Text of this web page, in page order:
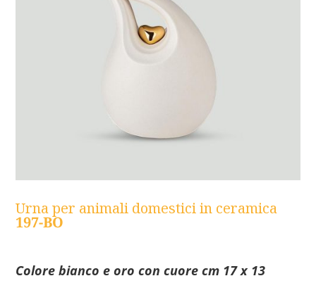
Urna per animali domestici in ceramica
197-BO
Colore bianco e oro con cuore cm 17 x 13